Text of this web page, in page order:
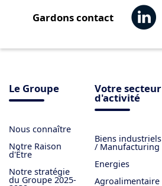
Gardons contact
Le Groupe
Nous connaître
Notre Raison
d'Être
Notre stratégie
du Groupe 2025-
Votre secteur
d'activité
Biens industriels
/ Manufacturing
Energies
Agroalimentaire